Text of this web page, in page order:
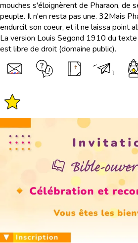
mouches s'éloignèrent de Pharaon, de
peuple. Il n'en resta pas une. 32Mais
endurcit son coeur, et il ne laissa point
La version Louis Segond 1910 du
est libre de droit (domaine public).